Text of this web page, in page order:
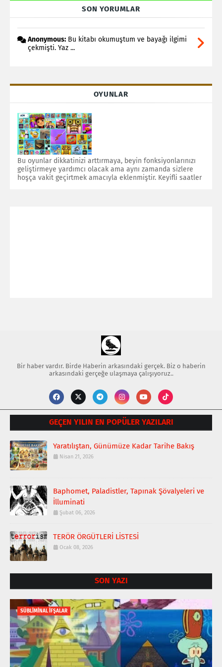
SON YORUMLAR
Anonymous: Bu kitabı okumuştum ve bayağı ilgimi
çekmişti. Yaz ...
OYUNLAR
Bu oyunlar dikkatinizi arttırmaya, beyin fonksiyonlarınızı
geliştirmeye yardımcı olacak ama aynı zamanda sizlere
hoşça vakit geçirtmek amacıyla eklenmiştir. Keyifli saatler
Bir haber vardır. Birde Haberin arkasındaki gerçek. Biz o haberin
arkasındaki gerçeğe ulaşmaya çalışıyoruz..
GEÇEN YILIN EN POPÜLER YAZILARI
Yaratılıştan, Günümüze Kadar Tarihe Bakış
Nisan 21, 2026
Baphomet, Paladistler, Tapınak Şövalyeleri ve
İlluminati
Şubat 06, 2026
TERÖR ÖRGÜTLERİ LİSTESİ
Ocak 08, 2026
SON YAZI
SÜBLİMİNAL İFŞALAR